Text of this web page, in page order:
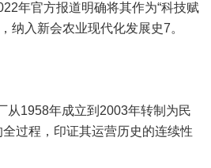
年官方报道明确将其作为“科技赋
纳入新会农业现代化发展史7。
从1958年成立到2003年转制为民
全过程，印证其运营历史的连续性